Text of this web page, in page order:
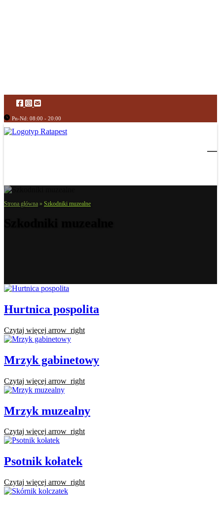
Pn-Nd: 08:00 - 20:00
Strona główna » Szkodniki muzealne
Hurtnica pospolita
Czytaj więcej arrow_right
Mrzyk gabinetowy
Czytaj więcej arrow_right
Mrzyk muzealny
Czytaj więcej arrow_right
Psotnik kołatek
Czytaj więcej arrow_right